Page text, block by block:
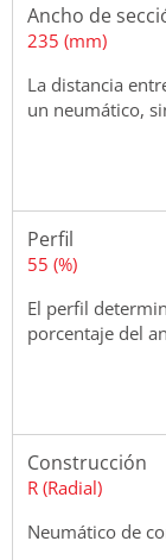
Ancho de
235 (mm)
La distancia
un neumático,
Perfil
55 (%)
El perfil
porcentaje del
Construcción
R (Radial)
Neumático de